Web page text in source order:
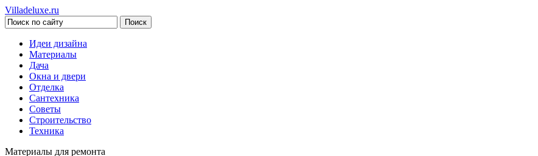
Villadeluxe.ru
Идеи дизайна
Материалы
Дача
Окна и двери
Отделка
Сантехника
Советы
Строительство
Техника
Материалы для ремонта